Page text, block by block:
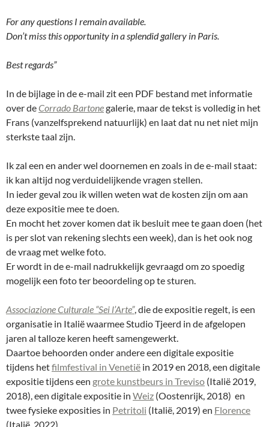
For any questions I remain available.
Don’t miss this opportunity in a splendid gallery in Paris.
Best regards”
In de bijlage in de e-mail zit een PDF bestand met informatie
over deCorrado Bartonegalerie, maar de tekst is volledig in het
Frans (vanzelfsprekend natuurlijk) en laat dat nu net niet mijn
sterkste taal zijn.
Ik zal een en ander wel doornemen en zoals in de e-mail staat:
ik kan altijd nog verduidelijkende vragen stellen.
In ieder geval zou ik willen weten wat de kosten zijn om aan
deze expositie mee te doen.
En mocht het zover komen dat ik besluit mee te gaan doen (het
is per slot van rekening slechts een week), dan is het ook nog
de vraag met welke foto.
Er wordt in de e-mail nadrukkelijk gevraagd om zo spoedig
mogelijk een foto ter beoordeling op te sturen.
Associazione Culturale “Sei l’Arte”, die de expositie regelt, is een
organisatie in Italië waarmee Studio Tjeerd in de afgelopen
jaren al talloze keren heeft samengewerkt.
Daartoe behoorden onder andere een digitale expositie
tijdens hetfilmfestival in Venetië in 2019 en 2018, een digitale
expositie tijdens een grote kunstbeurs in Treviso (Italië 2019,
2018), een digitale expositie in Weiz (Oostenrijk, 2018) en
twee fysieke exposities in Petritoli (Italië, 2019) en Florence
(Italië, 2022).